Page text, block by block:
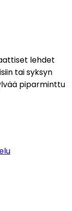
lehdet
tai syksyn
piparminttu